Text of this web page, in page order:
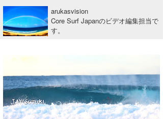
波情報･概況
WAVE HUNTER 波予想ツール
サーフィンエリアガイド
会員メニュー
arukasvision
Core Surf Japanのビデオ編集担当で
す。
アート＆エンタメ
トラベル
ショップ情報
ショップ情報
ウラナミ